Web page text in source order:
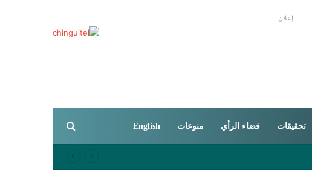
إعلان
تحقيقات فضاء الرأي منوعات English بحث عن